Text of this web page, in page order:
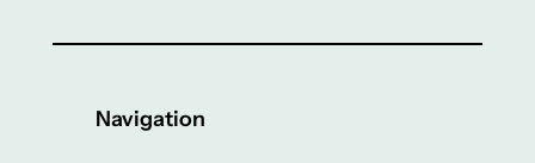
Navigation